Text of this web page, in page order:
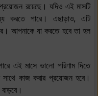
রয়েছে। যদিও এই মাসটি
করতে পারে। এছাড়াও, এটি
আপনাকে যা করতে হবে তা হল
এই মাসে ভালো পরিণাম দিতে
সাথে কাজ করার প্রয়োজন হবে।